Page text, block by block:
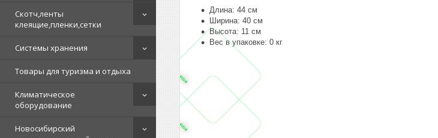
Скотч,ленты
клеящие,пленки,сетки
Системы хранения
Товары для туризма и отдыха
Климатическое
оборудование
Новосибирский
Длина: 44 см
Ширина: 40 см
Высота: 11 см
Вес в упаковке: 0 кг